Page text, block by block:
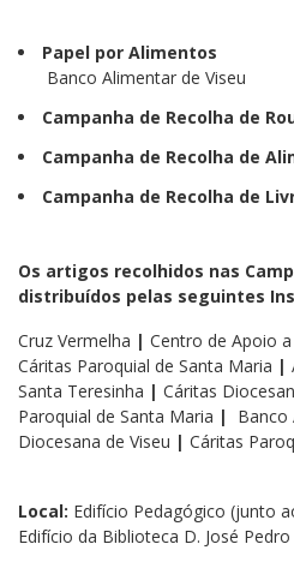
Papel por Alimentos
Banco Alimentar de Viseu
Campanha de Recolha de
Campanha de Recolha de
Campanha de Recolha de
Os artigos recolhidos nas
distribuídos pelas seguintes
Cruz Vermelha | Centro de Apoio
Cáritas Paroquial de Santa Maria |
Santa Teresinha | Cáritas
Paroquial de Santa Maria | Banco
Diocesana de Viseu | Cáritas
Local: Edifício Pedagógico (junto
Edifício da Biblioteca D. José